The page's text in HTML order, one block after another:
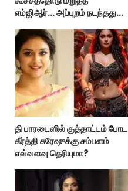
எம்ஜிஆர்... அப்புறம் நடந்தது
தி பாரடைஸில் குத்தாட்டம் போட
கீர்த்தி சுரேஷுக்கு சம்பளம்
எவ்வளவு தெரியுமா?